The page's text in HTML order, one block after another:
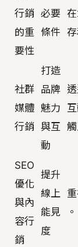
行銷
的重
要性
必要
條件
社群
媒體
行銷
打造
品牌
魅力
與互
動
觸
SEO
優化
與內
容行
銷
提升
線上
能見
度
。